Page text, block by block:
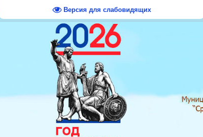
Версия для слабовидящих
Вы вошли какГостьГруппа "Гости" Суббота, 08 Августа 2026,